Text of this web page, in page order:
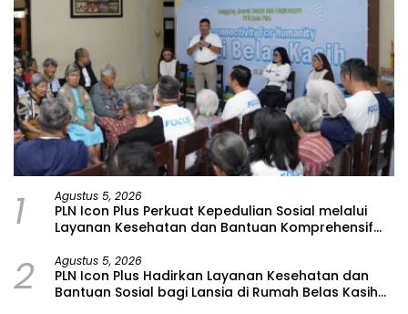
1 Agustus 5, 2026
PLN Icon Plus Perkuat Kepedulian Sosial melalui
Layanan Kesehatan dan Bantuan Komprehensif
2 Agustus 5, 2026
PLN Icon Plus Hadirkan Layanan Kesehatan dan
Bantuan Sosial bagi Lansia di Rumah Belas Kasih